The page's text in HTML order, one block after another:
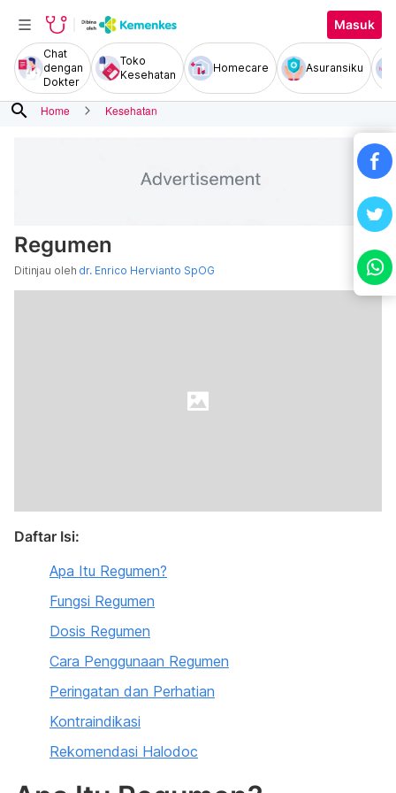
Masuk
Chat
dengan
Dokter
Toko
Kesehatan
Homecare Asuransiku
search Home Kesehatan
Regumen
Ditinjau oleh dr. Enrico Hervianto SpOG
Daftar Isi:
Apa Itu Regumen?
Fungsi Regumen
Dosis Regumen
Cara Penggunaan Regumen
Peringatan dan Perhatian
Kontraindikasi
Rekomendasi Halodoc